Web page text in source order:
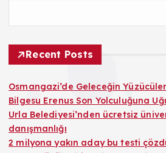
Recent Posts
Osmangazi’de Geleceğin
Bilgesu Erenus Son Yolculuğuna
Urla Belediyesi’nden ücretsiz
danışmanlığı
2 milyona yakın aday bu testi